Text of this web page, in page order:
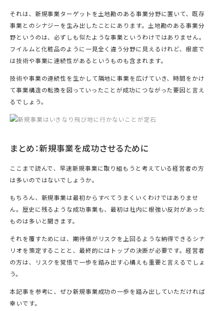
それは、新規事業ターゲットを土地勘のある事業分野に置いて、既存
事業とのシナジーを生み出したことにあります。土地勘のある事業分
野というのは、必ずしも似たような事業というわけではありません。
フイルムと化粧品のように一見全く違う分野に見えるけれど、根底で
は技術や事業に連続性があるというものも含まれます。
技術や事業の連続性を生かして隣地に事業を広げていき、時間をかけ
て事業構造の転換を図っていったことが成功につながった要因と言え
るでしょう。
まとめ：新規事業を成功させるために
ここまで読んで、早速新規事業に取り組もうと考えている経営者の方
は多いのではないでしょうか。
もちろん、新規事業は最初からすべてうまくいくわけではありませ
ん。歴史に残るような成功事業も、最初は社内に根強い反対があった
ものは多いと聞きます。
それを覆すためには、期待値がリスクを上回るような納得できるシナ
リオを策定することと、最終的にはトップの決断が必要です。経営者
の方は、リスクを覚悟で一歩を踏み出す心構えも重要と言えるでしょ
う。
本記事を参考に、ぜひ新規事業成功の一歩を踏み出していただければ
幸いです。